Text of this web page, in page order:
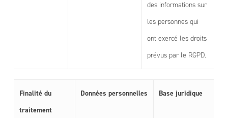
des informations sur
les personnes qui
ont exercé les droits
prévus par le RGPD.
Finalité du
traitement
Données personnelles Base juridique